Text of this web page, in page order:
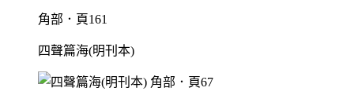
角部．頁161
四聲篇海(明刊本)